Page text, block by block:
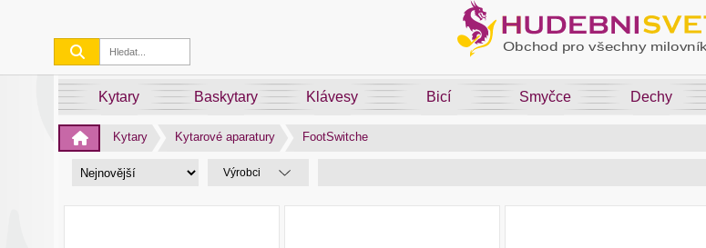
Kytary Baskytary Klávesy Bicí Smyčce Dechy
Kytary Kytarové aparatury FootSwitche
Výrobci